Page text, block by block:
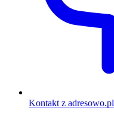
Kontakt z adresowo.pl